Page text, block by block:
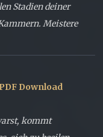
Stadien deiner
Meistere
Download
kommt